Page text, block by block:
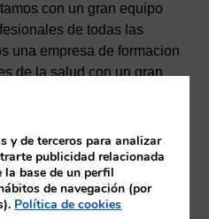
con un gran equipo
de todas las
una empresa de formacion
de la salud con un gran
y de terceros para analizar
publicidad relacionada
la base de un perfil
de navegación (por
Política de cookies